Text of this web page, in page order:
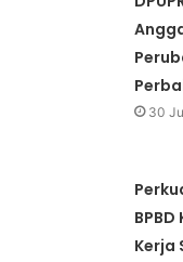
30
Kerja